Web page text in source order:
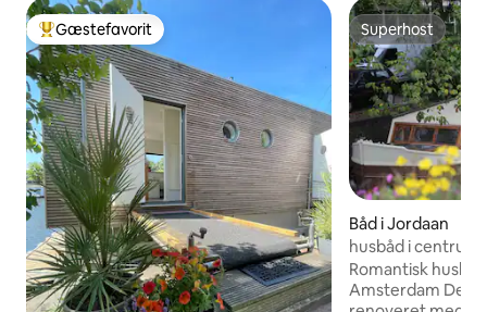
Bedste gæstefavorit
Gæstefavorit Superhost
Superhost
Båd i Jordaan
husbåd i centrum
Romantisk
Amsterdam Dejlig båd, kærligt